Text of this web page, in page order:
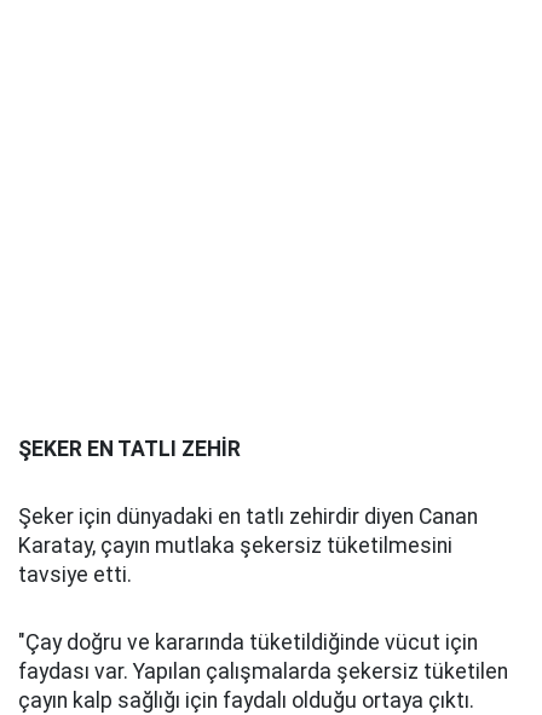
ŞEKER EN TATLI ZEHİR
Şeker için dünyadaki en tatlı zehirdir diyen Canan
Karatay, çayın mutlaka şekersiz tüketilmesini
tavsiye etti.
"Çay doğru ve kararında tüketildiğinde vücut için
faydası var. Yapılan çalışmalarda şekersiz tüketilen
çayın kalp sağlığı için faydalı olduğu ortaya çıktı.